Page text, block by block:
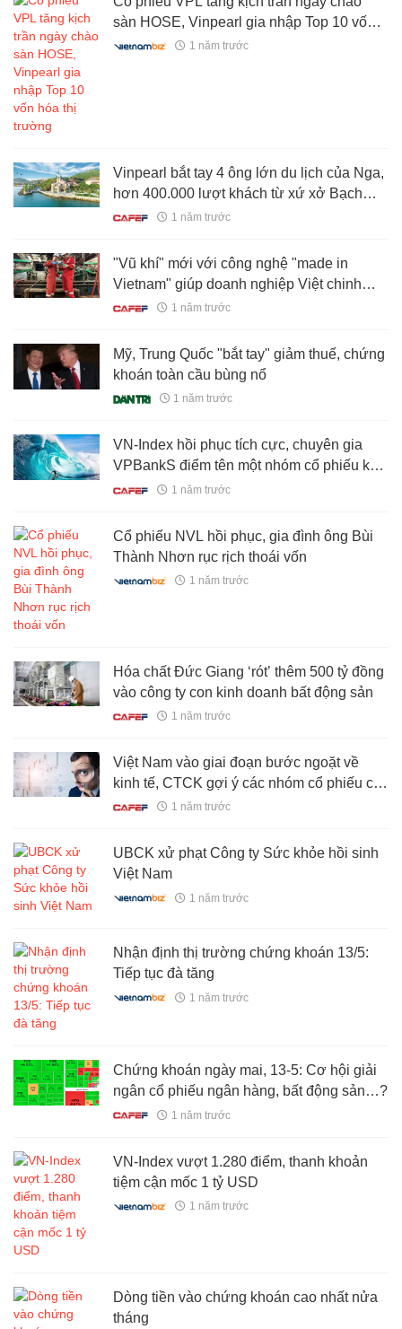
sàn HOSE, Vinpearl gia nhập Top 10 vốn
hóa thị trường1 năm trước
Vinpearl bắt tay 4 ông lớn du lịch của Nga,
hơn 400.000 lượt khách từ xứ xở Bạch
Dương sẽ đến Việt Nam 2025
1 năm trước
"Vũ khí" mới với công nghệ "made in
Vietnam" giúp doanh nghiệp Việt chinh
phục giàn khoan biển sâu
1 năm trước
Mỹ, Trung Quốc "bắt tay" giảm thuế, chứng
khoán toàn cầu bùng nổ
1 năm trước
VN-Index hồi phục tích cực, chuyên gia
VPBankS điểm tên một nhóm cổ phiếu kỳ
vọng "dẫn sóng" thời gian tới
1 năm trước
Cổ phiếu NVL hồi phục, gia đình ông Bùi
Thành Nhơn rục rịch thoái vốn
1 năm trước
Hóa chất Đức Giang ‘rót’ thêm 500 tỷ đồng
vào công ty con kinh doanh bất động sản
1 năm trước
Việt Nam vào giai đoạn bước ngoặt về
kinh tế, CTCK gợi ý các nhóm cổ phiếu có
tiềm năng tăng trưởng cao
1 năm trước
UBCK xử phạt Công ty Sức khỏe hồi sinh
Việt Nam
1 năm trước
Nhận định thị trường chứng khoán 13/5:
Tiếp tục đà tăng
1 năm trước
Chứng khoán ngày mai, 13-5: Cơ hội giải
ngân cổ phiếu ngân hàng, bất động sản…?
1 năm trước
VN-Index vượt 1.280 điểm, thanh khoản
tiệm cận mốc 1 tỷ USD
1 năm trước
Dòng tiền vào chứng khoán cao nhất nửa
tháng